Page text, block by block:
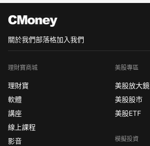
關於我們部落格加入我們
理財寶商城
理財寶
軟體
講座
線上課程
影音
美股專區
美股放大鏡
美股股市
美股ETF
模擬投資